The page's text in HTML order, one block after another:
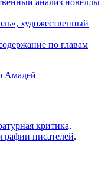
художественный
по главам
Амадей
критика,
писателей.